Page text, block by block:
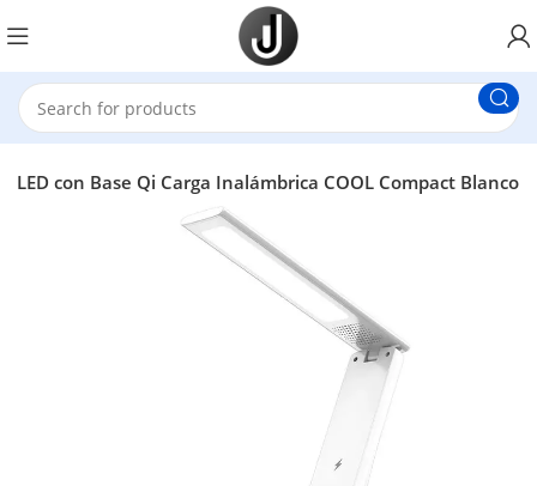
LED con Base Qi Carga Inalámbrica COOL Compact Blanco